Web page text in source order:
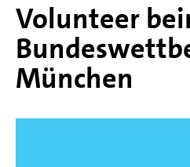
Volunteer
München